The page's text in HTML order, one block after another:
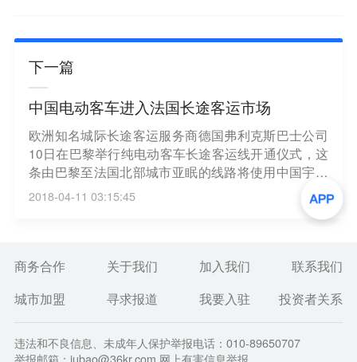
下一篇
中国电动客车进入法国长途客运市场
欧洲知名城际长途客运服务商德国弗利克斯巴士公司
10日在巴黎举行纯电动客车长途客运线开通仪式，这
条由巴黎至法国北部城市亚眠的线路将使用中国宇通
客车公司生产的ICe12型59座客车。据悉，弗利克斯
巴士公司还将于今年夏天在德国长途客运线上试用由
2018-04-11 03:15:45
商务合作 关于我们 加入我们
联系我们
城市加盟
寻求报道 我要入驻 投资者关系
违法和不良信息、未成年人保护举报电话：010-89650707